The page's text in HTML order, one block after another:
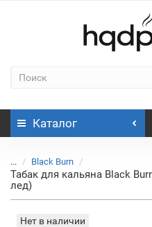
Каталог
... Black Burn
Табак для кальяна Black
лед)
Нет в наличии